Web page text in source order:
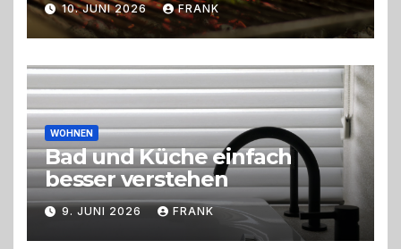
Trend zu Outdoor-Events,
Erlebnisgastronomie und
Live-Cooking
10. JUNI 2026 FRANK
WOHNEN
Bad und Küche einfach
besser verstehen
9. JUNI 2026 FRANK